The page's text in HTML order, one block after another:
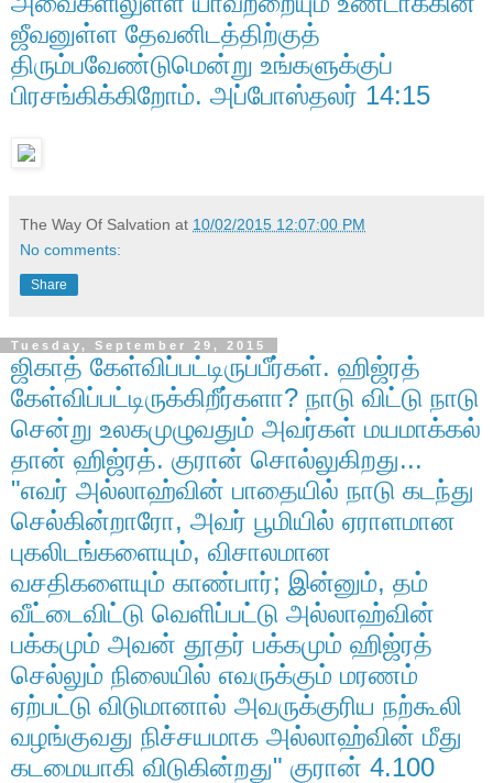
ஜீவனுள்ள தேவனிடத்திற்குத்
திரும்பவேண்டுமென்று உங்களுக்குப்
பிரசங்கிக்கிறோம். அப்போஸ்தலர் 14:15
The Way Of Salvation at 10/02/2015 12:07:00 PM
No comments:
Share
Tuesday, September 29, 2015
ஜிகாத் கேள்விப்பட்டிருப்பீர்கள். ஹிஜ்ரத்
கேள்விப்பட்டிருக்கிறீர்களா? நாடு விட்டு நாடு
சென்று உலகமுழுவதும் அவர்கள் மயமாக்கல்
தான் ஹிஜ்ரத். குரான் சொல்லுகிறது...
"எவர் அல்லாஹ்வின் பாதையில் நாடு கடந்து
செல்கின்றாரோ, அவர் பூமியில் ஏராளமான
புகலிடங்களையும், விசாலமான
வசதிகளையும் காண்பார்; இன்னும், தம்
வீட்டைவிட்டு வெளிப்பட்டு அல்லாஹ்வின்
பக்கமும் அவன் தூதர் பக்கமும் ஹிஜ்ரத்
செல்லும் நிலையில் எவருக்கும் மரணம்
ஏற்பட்டு விடுமானால் அவருக்குரிய நற்கூலி
வழங்குவது நிச்சயமாக அல்லாஹ்வின் மீது
கடமையாகி விடுகின்றது" குரான் 4.100